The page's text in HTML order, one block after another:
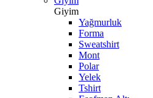
Giyim
Yağmurluk
Forma
Sweatshirt
Mont
Polar
Yelek
Tshirt